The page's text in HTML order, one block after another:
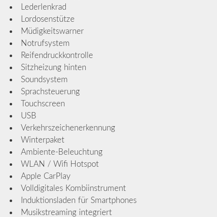
Lederlenkrad
Lordosenstütze
Müdigkeitswarner
Notrufsystem
Reifendruckkontrolle
Sitzheizung hinten
Soundsystem
Sprachsteuerung
Touchscreen
USB
Verkehrszeichenerkennung
Winterpaket
Ambiente-Beleuchtung
WLAN / Wifi Hotspot
Apple CarPlay
Volldigitales Kombiinstrument
Induktionsladen für Smartphones
Musikstreaming integriert